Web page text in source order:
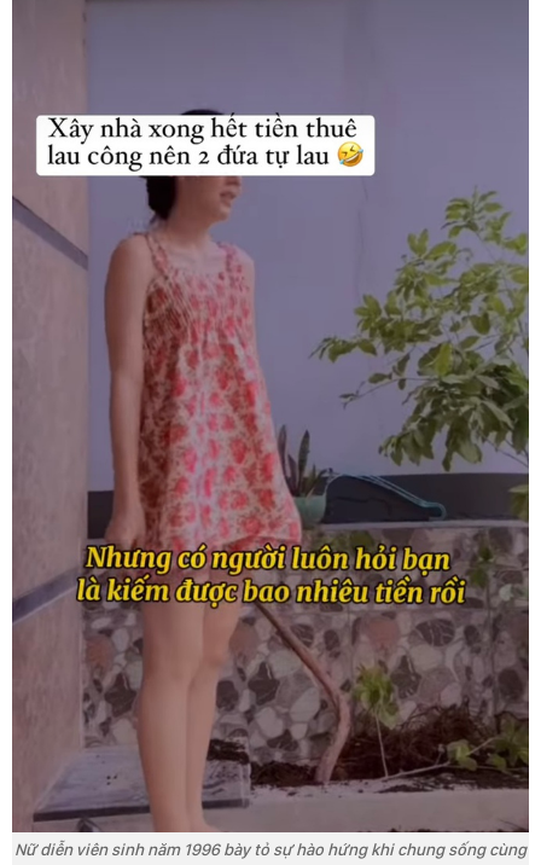
Nữ diễn viên sinh năm 1996 bày tỏ sự hào hứng khi chung sống cùng